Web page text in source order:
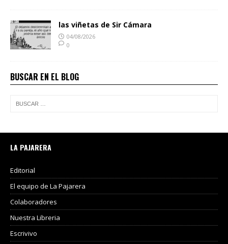
las viñetas de Sir Cámara
04/08/2026
0
BUSCAR EN EL BLOG
LA PAJARERA
Editorial
El equipo de La Pajarera
Colaboradores
Nuestra Libreria
Escrivivo